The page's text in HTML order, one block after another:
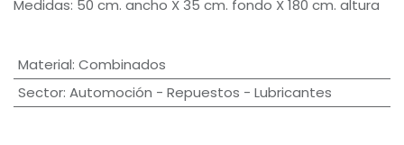
Medidas: 50 cm. ancho X 35 cm. fondo X 180 cm. altura
Material: Combinados
Sector: Automoción - Repuestos - Lubricantes